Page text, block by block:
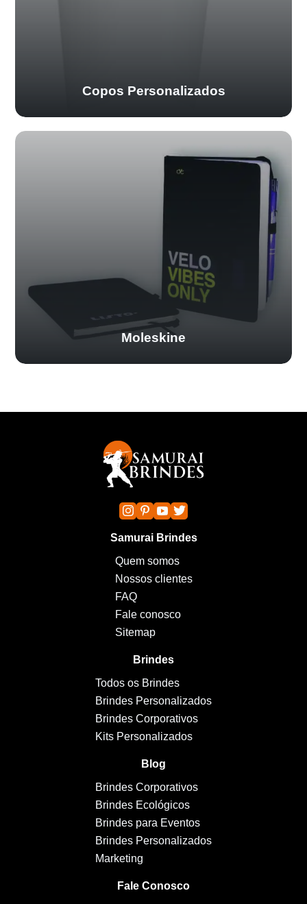
Copos Personalizados
Moleskine
Samurai Brindes
Quem somos
Nossos clientes
FAQ
Fale conosco
Sitemap
Brindes
Todos os Brindes
Brindes Personalizados
Brindes Corporativos
Kits Personalizados
Blog
Brindes Corporativos
Brindes Ecológicos
Brindes para Eventos
Brindes Personalizados
Marketing
Fale Conosco